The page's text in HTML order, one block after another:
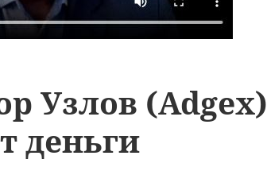
Узлов (Adgex)
деньги